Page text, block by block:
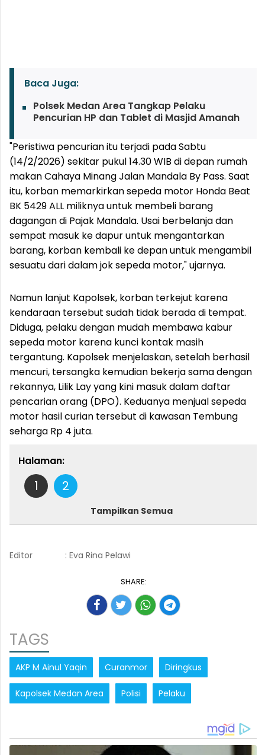
Baca Juga:
Polsek Medan Area Tangkap Pelaku
Pencurian HP dan Tablet di Masjid Amanah
"Peristiwa pencurian itu terjadi pada Sabtu
(14/2/2026) sekitar pukul 14.30 WIB di depan rumah
makan Cahaya Minang Jalan Mandala By Pass. Saat
itu, korban memarkirkan sepeda motor Honda Beat
BK 5429 ALL miliknya untuk membeli barang
dagangan di Pajak Mandala. Usai berbelanja dan
sempat masuk ke dapur untuk mengantarkan
barang, korban kembali ke depan untuk mengambil
sesuatu dari dalam jok sepeda motor," ujarnya.
Namun lanjut Kapolsek, korban terkejut karena
kendaraan tersebut sudah tidak berada di tempat.
Diduga, pelaku dengan mudah membawa kabur
sepeda motor karena kunci kontak masih
tergantung. Kapolsek menjelaskan, setelah berhasil
mencuri, tersangka kemudian bekerja sama dengan
rekannya, Lilik Lay yang kini masuk dalam daftar
pencarian orang (DPO). Keduanya menjual sepeda
motor hasil curian tersebut di kawasan Tembung
seharga Rp 4 juta.
Halaman:
1 2
Tampilkan Semua
Editor : Eva Rina Pelawi
SHARE:
TAGS
AKP M Ainul Yaqin Curanmor Diringkus
Kapolsek Medan Area Polisi Pelaku